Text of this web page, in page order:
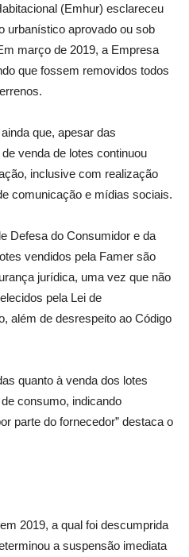
(Emhur) esclareceu
urbanístico aprovado ou sob
março de 2019, a Empresa
que fossem removidos todos
que, apesar das
venda de lotes continuou
inclusive com realização
comunicação e mídias sociais.
Defesa do Consumidor e da
vendidos pela Famer são
jurídica, uma vez que não
pela Lei de
além de desrespeito ao Código
quanto à venda dos lotes
consumo, indicando
parte do fornecedor” destaca o
2019, a qual foi descumprida
a suspensão imediata